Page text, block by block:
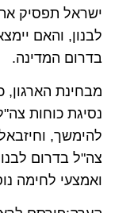
ישראל תפסיק
לבנון, והאם
בדרום המדינה.
מבחינת הארגון,
נסיגת כוחות
להימשך,
צה"ל בדרום
ואמצעי לחימה